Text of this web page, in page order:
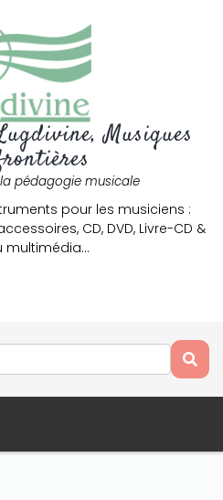
Musiques
pédagogie musicale
pour les musiciens :
CD, DVD, Livre-CD &
multimédia…